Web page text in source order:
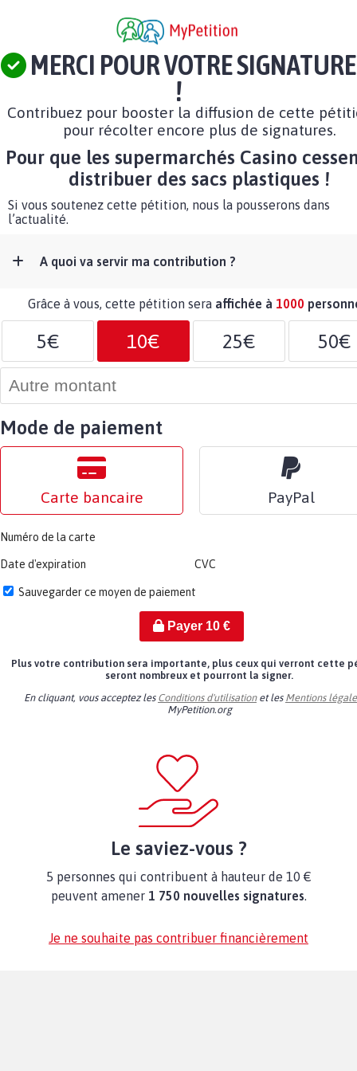
MERCI POUR VOTRE SIGNATURE
!
Contribuez pour booster la diffusion de cette
pour récolter encore plus de signatures.
Pour que les supermarchés Casino
distribuer des sacs plastiques !
Si vous soutenez cette pétition, nous la pousserons dans
l’actualité.
A quoi va servir ma contribution ?
Grâce à vous, cette pétition sera affichée à 1000
5€ 10€ 25€ 50€
Mode de paiement
Carte bancaire PayPal
Numéro de la carte
Date d'expiration CVC
Sauvegarder ce moyen de paiement
Payer 10€
Plus votre contribution sera importante, plus ceux qui verront cette
seront nombreux et pourront la signer.
En cliquant, vous acceptez les Conditions d'utilisationet les Mentions
MyPetition.org
Le saviez-vous ?
5 personnes qui contribuent à hauteur de 10 €
peuvent amener 1 750 nouvelles signatures.
Je ne souhaite pas contribuer financièrement